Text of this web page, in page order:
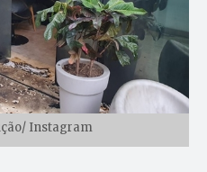
Instagram